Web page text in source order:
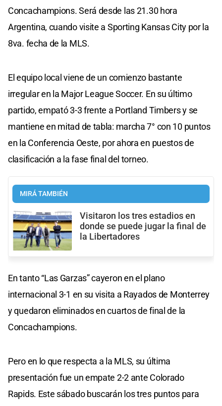
Concachampions. Será desde las 21.30 hora
Argentina, cuando visite a Sporting Kansas City por la
8va. fecha de la MLS.
El equipo local viene de un comienzo bastante
irregular en la Major League Soccer. En su último
partido, empató 3-3 frente a Portland Timbers y se
mantiene en mitad de tabla: marcha 7° con 10 puntos
en la Conferencia Oeste, por ahora en puestos de
clasificación a la fase final del torneo.
MIRÁ TAMBIÉN
Visitaron los tres estadios en
donde se puede jugar la final de
la Libertadores
En tanto “Las Garzas” cayeron en el plano
internacional 3-1 en su visita a Rayados de Monterrey
y quedaron eliminados en cuartos de final de la
Concachampions.
Pero en lo que respecta a la MLS, su última
presentación fue un empate 2-2 ante Colorado
Rapids. Este sábado buscarán los tres puntos para